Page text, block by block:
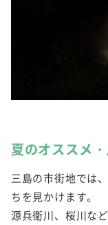
夏のオススメ
三島の市街地では
ちを見かけます。
源兵衛川、桜川な